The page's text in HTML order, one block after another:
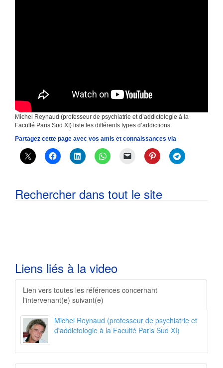
Michel Reynaud (professeur de psychiatrie et d’addictologie à la
Faculté Paris Sud XI) liste les différents types d’addictions.
Partagez cette page avec vos amis et connaissances via
Rechercher dans tout le site
Liens liés à la video
Lien vers toutes les références concernant
l'intervenant(e) suivant(e)
Michel Reynaud (professeur de psychiatrie et
d'addictologie à la Faculté Paris Sud XI)